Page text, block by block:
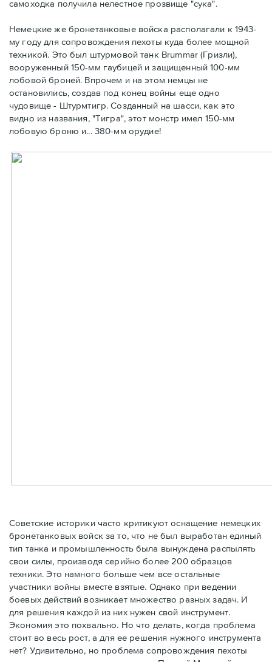
самоходка получила нелестное прозвище "сука".
Немецкие же бронетанковые войска располагали к 1943-
му году для сопровождения пехоты куда более мощной
техникой. Это был штурмовой танк Brummar (Гризли),
вооруженный 150-мм гаубицей и защищенный 100-мм
лобовой броней. Впрочем и на этом немцы не
остановились, создав под конец войны еще одно
чудовище - Штурмтигр. Созданный на шасси, как это
видно из названия, "Тигра", этот монстр имел 150-мм
лобовую броню и... 380-мм орудие!
Советские историки часто критикуют оснащение немецких
бронетанковых войск за то, что не был выработан единый
тип танка и промышленность была вынуждена распылять
свои силы, производя серийно более 200 образцов
техники. Это намного больше чем все остальные
участники войны вместе взятые. Однако при ведении
боевых действий возникает множество разных задач. И
для решения каждой из них нужен свой инструмент.
Экономия это похвально. Но что делать, когда проблема
стоит во весь рост, а для ее решения нужного инструмента
нет? Удивительно, но проблема сопровождения пехоты